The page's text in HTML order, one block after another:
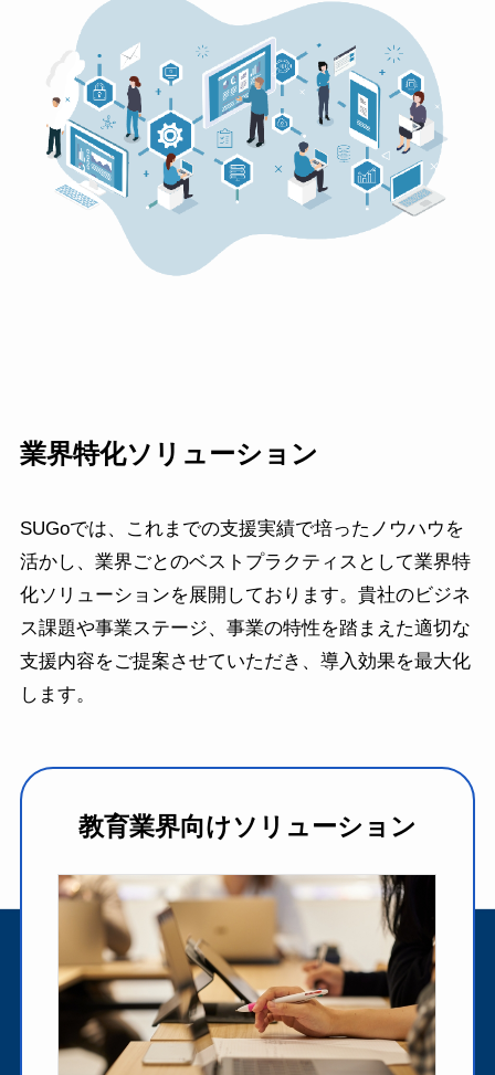
業界特化ソリューション
SUGoでは、これまでの支援実績で培ったノウハウを
活かし、業界ごとのベストプラクティスとして業界特
化ソリューションを展開しております。貴社のビジネ
ス課題や事業ステージ、事業の特性を踏まえた適切な
支援内容をご提案させていただき、導入効果を最大化
します。
教育業界向けソリューション